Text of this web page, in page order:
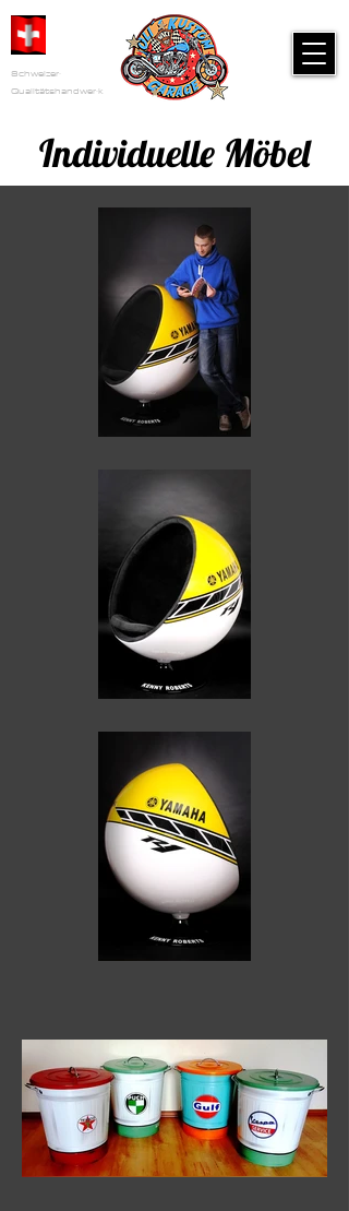
Schweizer
Qualitätshandwerk
Individuelle Möbel